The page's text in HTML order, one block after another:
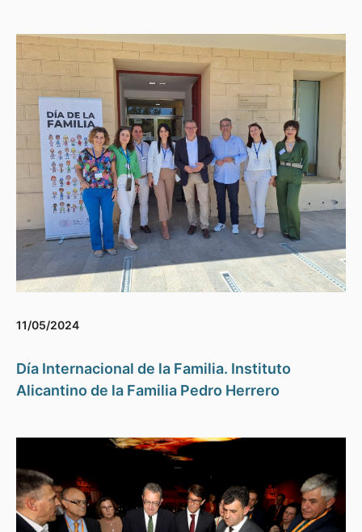
11/05/2024
Día Internacional de la Familia. Instituto
Alicantino de la Familia Pedro Herrero